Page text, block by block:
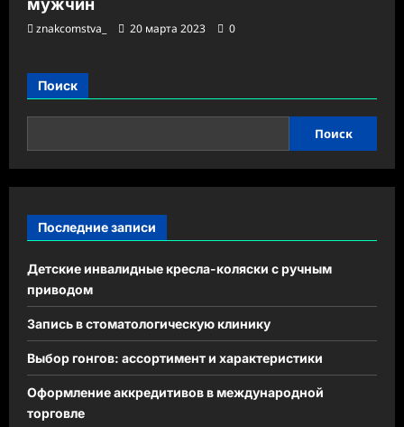
znakcomstva_ 20 марта 2023 0
Поиск
Поиск
Последние записи
Детские инвалидные кресла-коляски с ручным
приводом
Запись в стоматологическую клинику
Выбор гонгов: ассортимент и характеристики
Оформление аккредитивов в международной
торговле